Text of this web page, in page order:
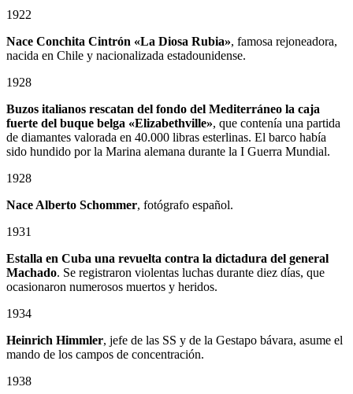
1922
Nace Conchita Cintrón «La Diosa Rubia», famosa rejoneadora,
nacida en Chile y nacionalizada estadounidense.
1928
Buzos italianos rescatan del fondo del Mediterráneo la caja
fuerte del buque belga «Elizabethville», que contenía una partida
de diamantes valorada en 40.000 libras esterlinas. El barco había
sido hundido por la Marina alemana durante la I Guerra Mundial.
1928
Nace Alberto Schommer, fotógrafo español.
1931
Estalla en Cuba una revuelta contra la dictadura del general
Machado. Se registraron violentas luchas durante diez días, que
ocasionaron numerosos muertos y heridos.
1934
Heinrich Himmler, jefe de las SS y de la Gestapo bávara, asume el
mando de los campos de concentración.
1938